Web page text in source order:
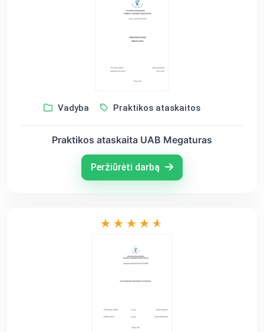
Vadyba Praktikos ataskaitos
Praktikos ataskaita UAB Megaturas
Peržiūrėti darbą